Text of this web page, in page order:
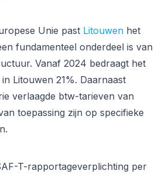
Unie past Litouwen het
fundamenteel onderdeel is van
Vanaf 2024 bedraagt het
Litouwen 21%. Daarnaast
verlaagde btw-tarieven van
toepassing zijn op specifieke
T-rapportageverplichting per